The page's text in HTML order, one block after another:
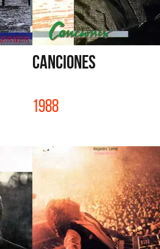
CANCIONES
1988